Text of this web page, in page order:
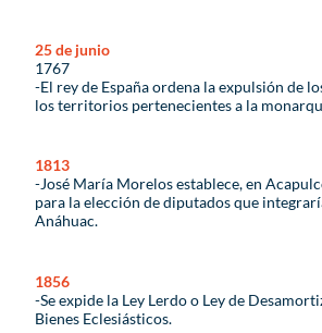
25 de junio
1767
-El rey de España ordena la expulsión de
los territorios pertenecientes a la
1813
-José María Morelos establece, en
para la elección de diputados que
Anáhuac.
1856
-Se expide la Ley Lerdo o Ley de
Bienes Eclesiásticos.